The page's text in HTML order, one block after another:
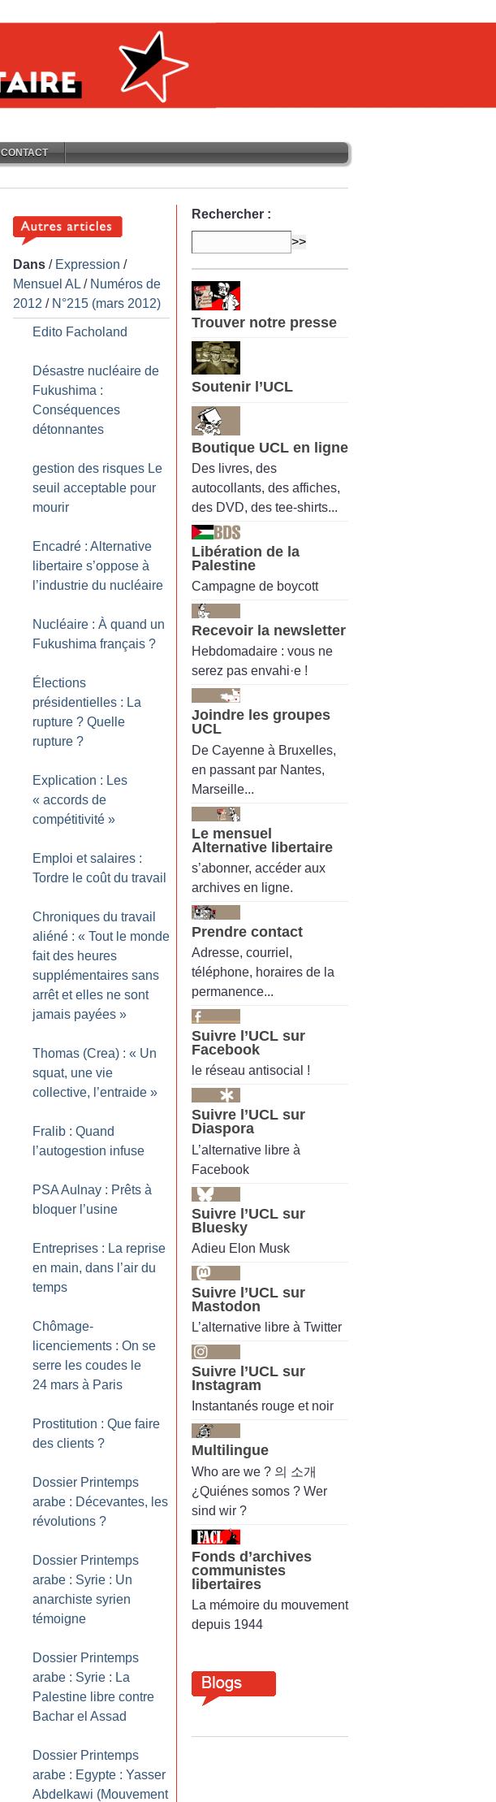
CONTACT
Dans / Expression /
Mensuel AL / Numéros de
2012 / N°215 (mars 2012)
Edito Facholand
Désastre nucléaire de
Fukushima :
Conséquences
détonnantes
gestion des risques Le
seuil acceptable pour
mourir
Encadré : Alternative
libertaire s’oppose à
l’industrie du nucléaire
Nucléaire : À quand un
Fukushima français ?
Élections
présidentielles : La
rupture ? Quelle
rupture ?
Explication : Les
« accords de
compétitivité »
Emploi et salaires :
Tordre le coût du travail
Chroniques du travail
aliéné : « Tout le monde
fait des heures
supplémentaires sans
arrêt et elles ne sont
jamais payées »
Thomas (Crea) : « Un
squat, une vie
collective, l’entraide »
Fralib : Quand
l’autogestion infuse
PSA Aulnay : Prêts à
bloquer l’usine
Entreprises : La reprise
en main, dans l’air du
temps
Chômage-
licenciements : On se
serre les coudes le
24 mars à Paris
Prostitution : Que faire
des clients ?
Dossier Printemps
arabe : Décevantes, les
révolutions ?
Dossier Printemps
arabe : Syrie : Un
anarchiste syrien
témoigne
Dossier Printemps
arabe : Syrie : La
Palestine libre contre
Bachar el Assad
Dossier Printemps
arabe : Egypte : Yasser
Abdelkawi (Mouvement
Rechercher :
Trouver notre presse
Soutenir l’UCL
Boutique UCL en ligne
Des livres, des
autocollants, des affiches,
des DVD, des tee-shirts...
Libération de la
Palestine
Campagne de boycott
Recevoir la newsletter
Hebdomadaire : vous ne
serez pas envahi·e !
Joindre les groupes
UCL
De Cayenne à Bruxelles,
en passant par Nantes,
Marseille...
Le mensuel
Alternative libertaire
s’abonner, accéder aux
archives en ligne.
Prendre contact
Adresse, courriel,
téléphone, horaires de la
permanence...
Suivre l’UCL sur
Facebook
le réseau antisocial !
Suivre l’UCL sur
Diaspora
L’alternative libre à
Facebook
Suivre l’UCL sur
Bluesky
Adieu Elon Musk
Suivre l’UCL sur
Mastodon
L’alternative libre à Twitter
Suivre l’UCL sur
Instagram
Instantanés rouge et noir
Multilingue
Who are we ? 의 소개
¿Quiénes somos ? Wer
sind wir ?
Fonds d’archives
communistes
libertaires
La mémoire du mouvement
depuis 1944